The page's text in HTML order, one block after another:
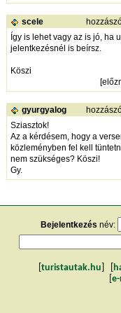
scele
Így is lehet vagy az is jó, ha
jelentkezésnél is beírsz.
Köszi
[
gyurgyalog
Sziasztok!
Az a kérdésem, hogy a
közleményben fel kell
nem szükséges? Köszi!
Gy.
Bejelentkezés név:
turistautak.hu
e-